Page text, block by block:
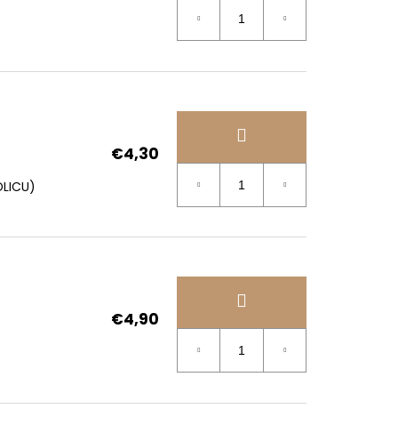
€4,30
€4,90